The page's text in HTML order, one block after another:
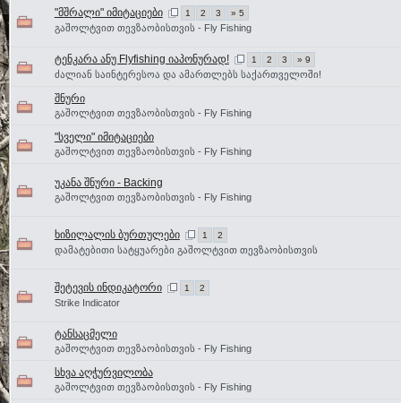
"მშრალი" იმიტაციები 1 2 3 » 5
გაშოლტვით თევზაობისთვის - Fly Fishing
ტენკარა ანუ Flyfishing იაპონურად! 1 2 3 » 9
ძალიან საინტერესოა და ამართლებს საქართველოში!
შნური
გაშოლტვით თევზაობისთვის - Fly Fishing
"სველი" იმიტაციები
გაშოლტვით თევზაობისთვის - Fly Fishing
უკანა შნური - Backing
გაშოლტვით თევზაობისთვის - Fly Fishing
ხიზილალის ბურთულები 1 2
დამატებითი სატყუარები გაშოლტვით თევზაობისთვის
შეტევის ინდიკატორი 1 2
Strike Indicator
ტანსაცმელი
გაშოლტვით თევზაობისთვის - Fly Fishing
სხვა აღჭურვილობა
გაშოლტვით თევზაობისთვის - Fly Fishing